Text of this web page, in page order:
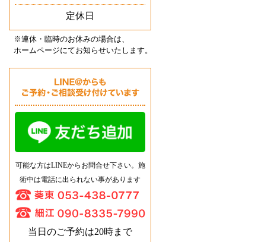
定休日
※連休・臨時のお休みの場合は、
ホームページにてお知らせいたします。
可能な方はLINEからお問合せ下さい。施
術中は電話に出られない事があります
当日のご予約は20時まで